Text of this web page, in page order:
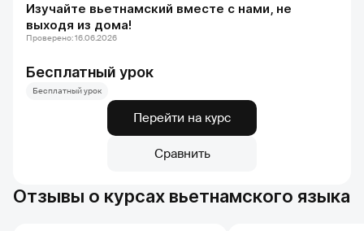
Изучайте вьетнамский вместе с нами, не
выходя из дома!
Бесплатный урок
Проверено: 16.06.2026
Бесплатный урок
Перейти на курс
Сравнить
Отзывы о курсах вьетнамского языка